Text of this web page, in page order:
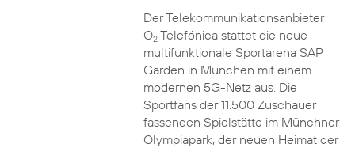
Der Telekommunikationsanbieter
O2Telefónica stattet die neue
multifunktionale Sportarena SAP
Garden in München mit einem
modernen 5G-Netz aus. Die
Sportfans der 11.500 Zuschauer
fassenden Spielstätte im Münchner
Olympiapark, der neuen Heimat der